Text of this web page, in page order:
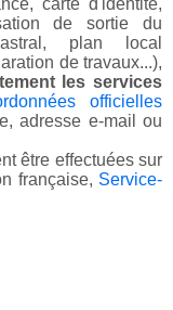
carte d'identité,
de sortie du
plan local
de travaux...),
les services
officielles
adresse e-mail ou
être effectuées sur
française, Service-